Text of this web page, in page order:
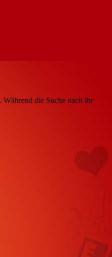
die Suche nach ihr